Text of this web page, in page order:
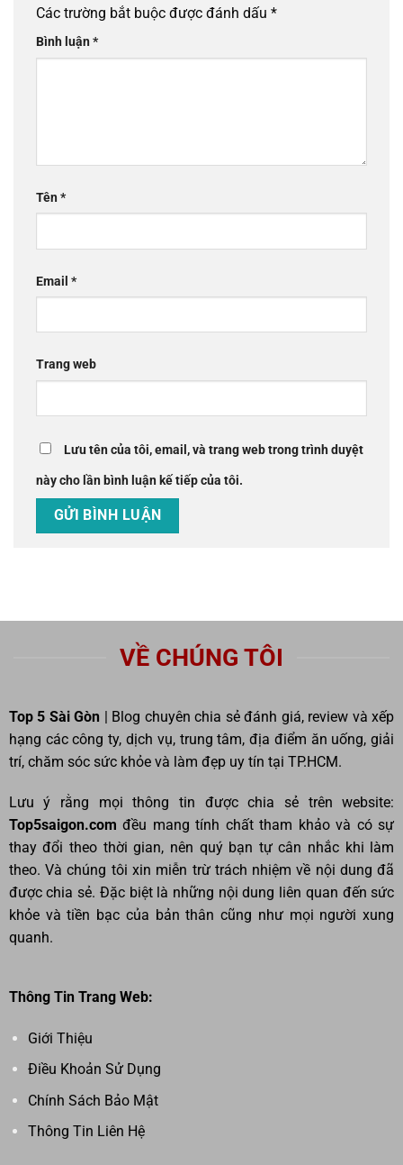
Các trường bắt buộc được đánh dấu *
Bình luận*
Tên*
Email *
Trang web
Lưu tên của tôi, email, và trang web trong trình duyệt
này cho lần bình luận kế tiếp của tôi.
VỀ CHÚNG TÔI
Top 5 Sài Gòn | Blog chuyên chia sẻ đánh giá, review và xếp
hạng các công ty, dịch vụ, trung tâm, địa điểm ăn uống, giải
trí, chăm sóc sức khỏe và làm đẹp uy tín tại TP.HCM.
Lưu ý rằng mọi thông tin được chia sẻ trên website:
Top5saigon.comđều mang tính chất tham khảo và có sự
thay đổi theo thời gian, nên quý bạn tự cân nhắc khi làm
theo. Và chúng tôi xin miễn trừ trách nhiệm về nội dung đã
được chia sẻ. Đặc biệt là những nội dung liên quan đến sức
khỏe và tiền bạc của bản thân cũng như mọi người xung
quanh.
Thông Tin Trang Web:
Giới Thiệu
Điều Khoản Sử Dụng
Chính Sách Bảo Mật
Thông Tin Liên Hệ